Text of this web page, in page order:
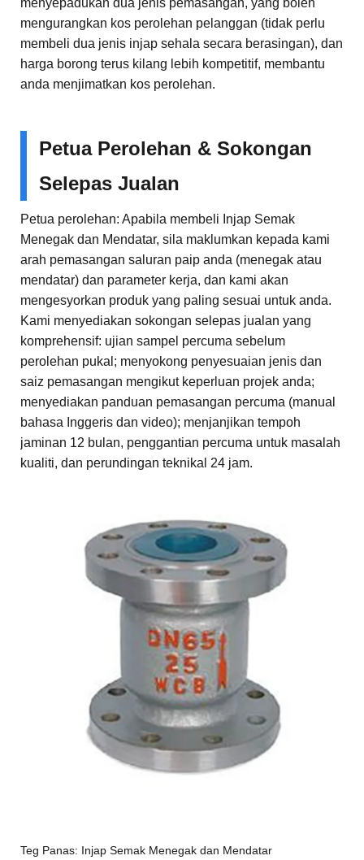
mengurangkan kos perolehan pelanggan (tidak perlu
membeli dua jenis injap sehala secara berasingan), dan
harga borong terus kilang lebih kompetitif, membantu
anda menjimatkan kos perolehan.
Petua Perolehan & Sokongan
Selepas Jualan
Petua perolehan: Apabila membeli Injap Semak
Menegak dan Mendatar, sila maklumkan kepada kami
arah pemasangan saluran paip anda (menegak atau
mendatar) dan parameter kerja, dan kami akan
mengesyorkan produk yang paling sesuai untuk anda.
Kami menyediakan sokongan selepas jualan yang
komprehensif: ujian sampel percuma sebelum
perolehan pukal; menyokong penyesuaian jenis dan
saiz pemasangan mengikut keperluan projek anda;
menyediakan panduan pemasangan percuma (manual
bahasa Inggeris dan video); menjanjikan tempoh
jaminan 12 bulan, penggantian percuma untuk masalah
kualiti, dan perundingan teknikal 24 jam.
Teg Panas: Injap Semak Menegak dan Mendatar